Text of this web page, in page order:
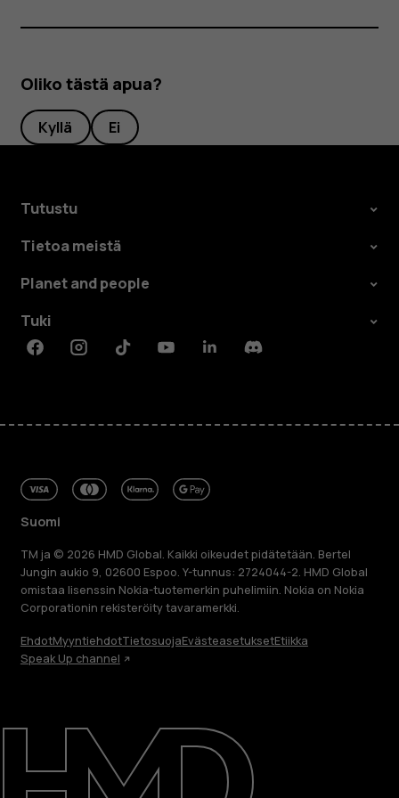
Korjaa, käytä uudelleen, kierrätä
Kestävyys
Tuki
Oliko tästä apua?
Kyllä Ei
Tutustu
Tietoa meistä
Planet and people
Tuki
FacebookInstagramTiktokYoutubeLinkedinDiscord
Suomi
TM ja © 2026 HMD Global. Kaikki oikeudet pidätetään. Bertel
Jungin aukio 9, 02600 Espoo. Y-tunnus: 2724044-2. HMD Global
omistaa lisenssin Nokia-tuotemerkin puhelimiin. Nokia on Nokia
Corporationin rekisteröity tavaramerkki.
EhdotMyyntiehdotTietosuojaEvästeasetuksetEtiikka
Speak Up channel